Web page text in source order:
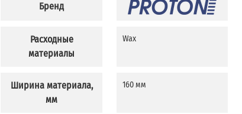
Бренд
Расходные
материалы
Ширина материала,
мм
Wax
160 мм